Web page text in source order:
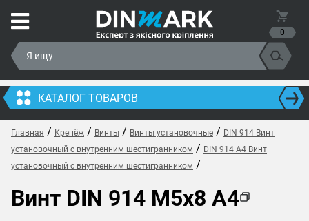
0
КАТАЛОГ ТОВАРОВ
Главная / Крепёж / Винты / Винты установочные / DIN 914 Винт
установочный с внутренним шестигранником / DIN 914 A4 Винт
установочный с внутренним шестигранником /
Винт DIN 914 M5x8 A4